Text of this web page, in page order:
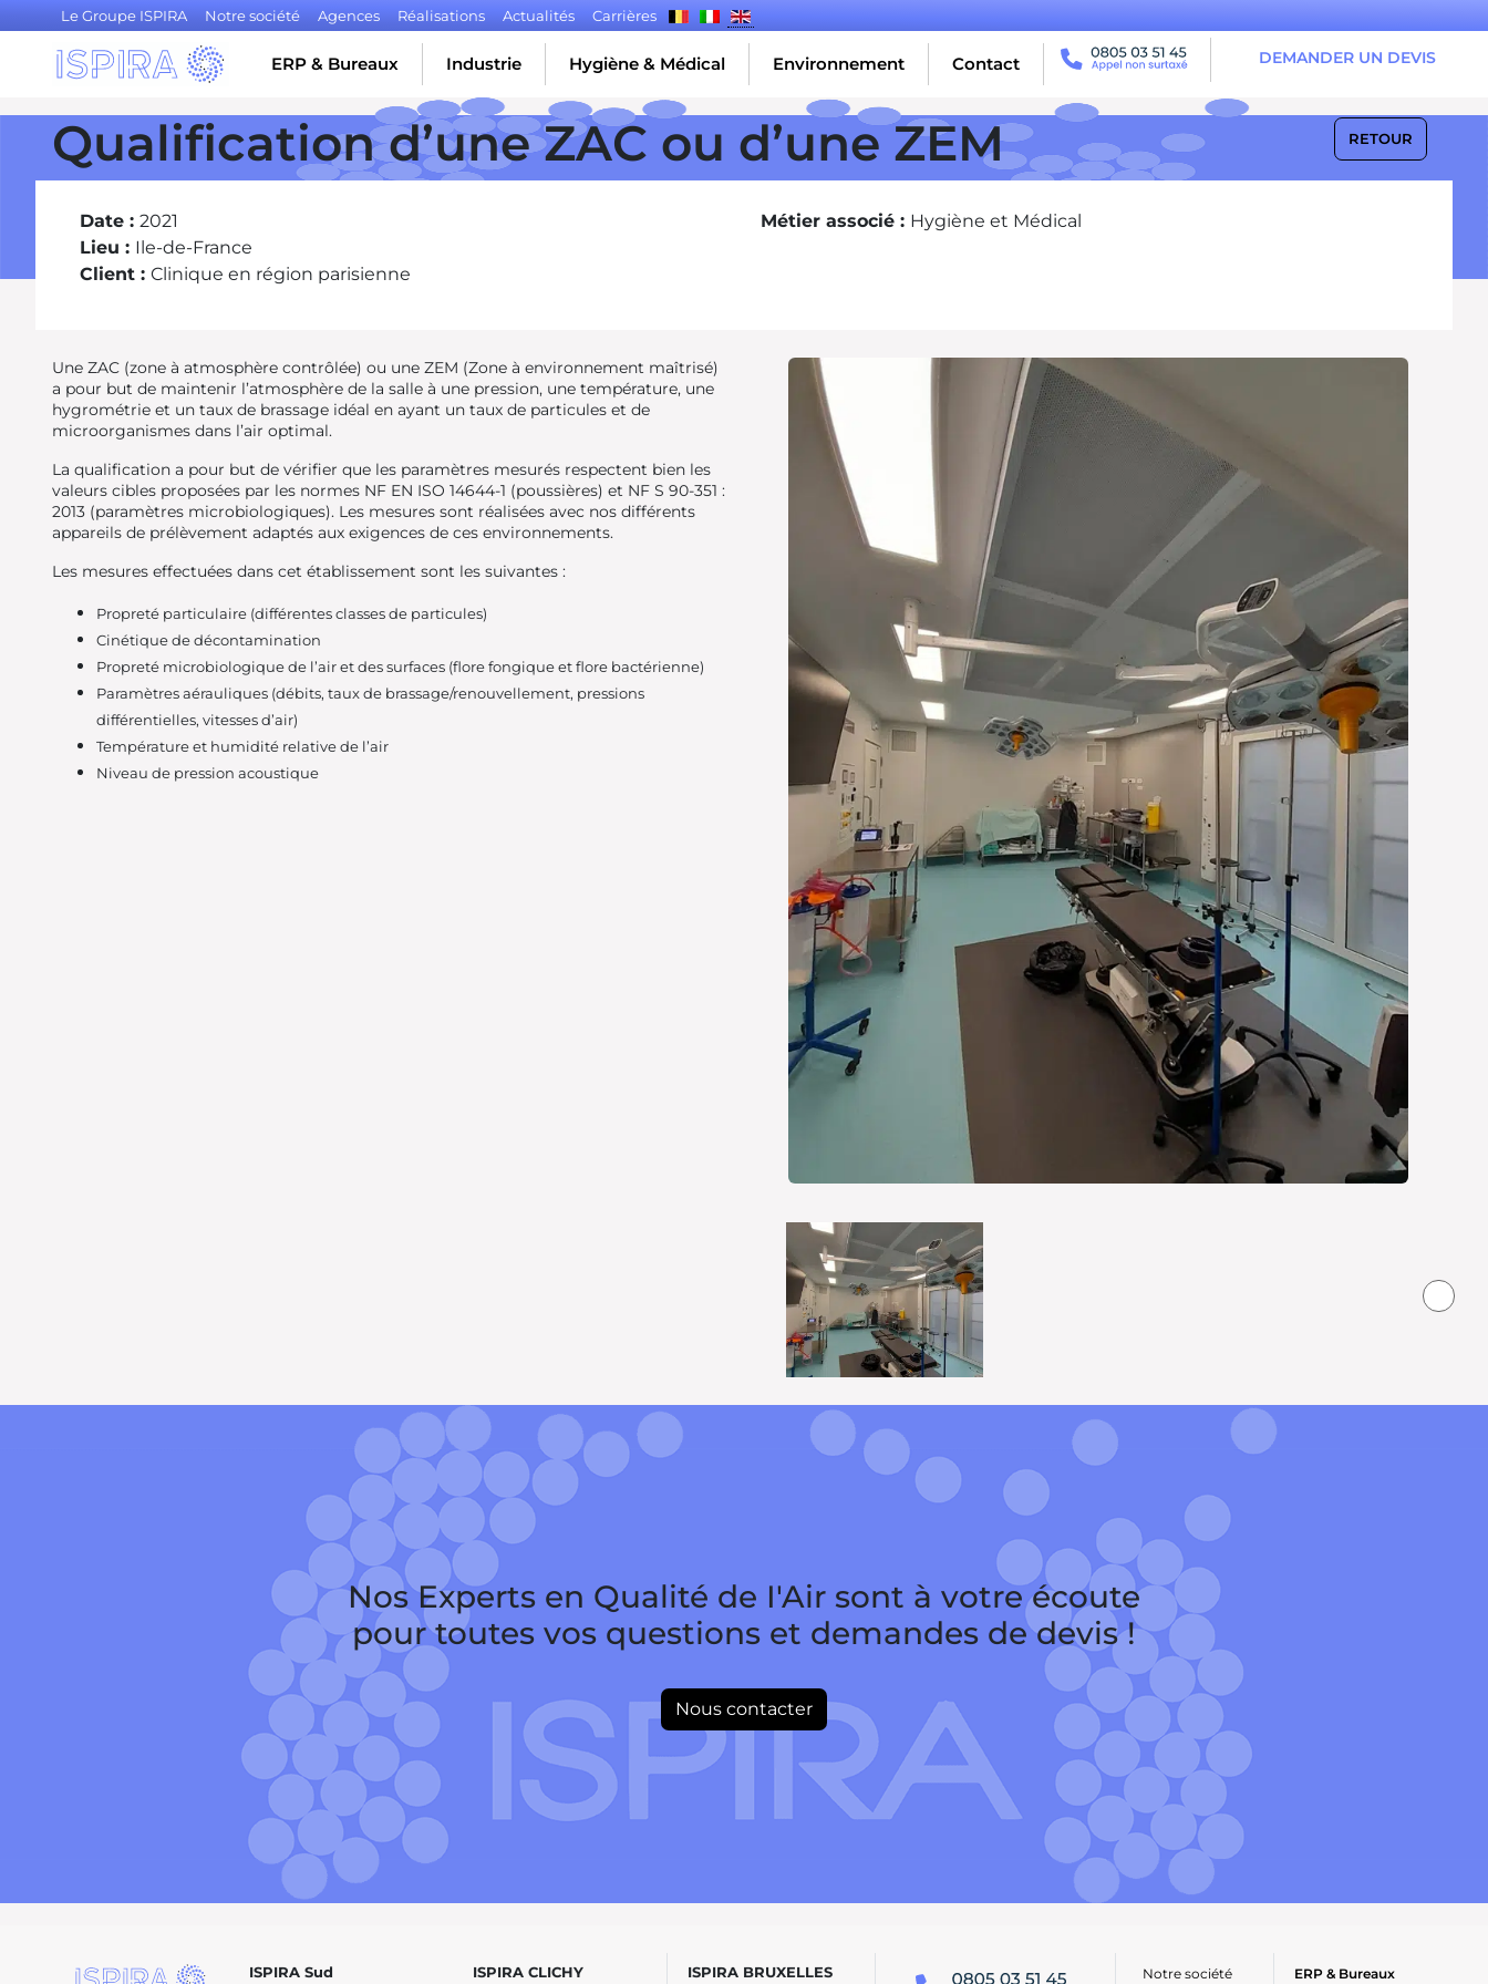
Le Groupe ISPIRA Notre société Agences Réalisations Actualités Carrières
ERP & Bureaux Industrie Hygiène & Médical Environnement Contact DEMANDER UN DEVIS
RETOUR
Qualification d’une ZAC ou d’une ZEM
Date : 2021
Lieu : Ile-de-France
Client : Clinique en région parisienne
Métier associé : Hygiène et Médical
Une ZAC (zone à atmosphère contrôlée) ou une ZEM (Zone à environnement maîtrisé)
a pour but de maintenir l’atmosphère de la salle à une pression, une température, une
hygrométrie et un taux de brassage idéal en ayant un taux de particules et de
microorganismes dans l’air optimal.
La qualification a pour but de vérifier que les paramètres mesurés respectent bien les
valeurs cibles proposées par les normes NF EN ISO 14644-1 (poussières) et NF S 90-351 :
2013 (paramètres microbiologiques). Les mesures sont réalisées avec nos différents
appareils de prélèvement adaptés aux exigences de ces environnements.
Les mesures effectuées dans cet établissement sont les suivantes :
Propreté particulaire (différentes classes de particules)
Cinétique de décontamination
Propreté microbiologique de l’air et des surfaces (flore fongique et flore bactérienne)
Paramètres aérauliques (débits, taux de brassage/renouvellement, pressions
différentielles, vitesses d’air)
Température et humidité relative de l’air
Niveau de pression acoustique
Nos Experts en Qualité de I'Air sont à votre écoute
pour toutes vos questions et demandes de devis !
Nous contacter
ISPIRA Sud
ISPIRA CLICHY
ISPIRA BRUXELLES
Notre société ERP & Bureaux